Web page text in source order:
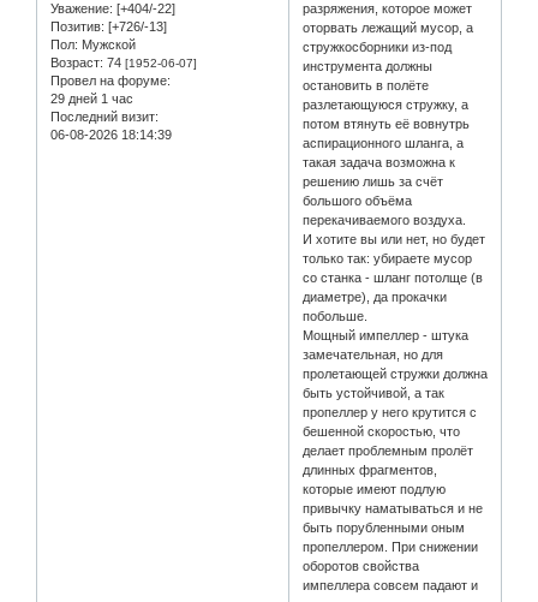
Уважение: [+404/-22]
Позитив: [+726/-13]
Пол: Мужской
Возраст: 74 [1952-06-07]
Провел на форуме:
29 дней 1 час
Последний визит:
06-08-2026 18:14:39
разряжения, которое может
оторвать лежащий мусор, а
стружкосборники из-под
инструмента должны
остановить в полёте
разлетающуюся стружку, а
потом втянуть её вовнутрь
аспирационного шланга, а
такая задача возможна к
решению лишь за счёт
большого объёма
перекачиваемого воздуха.
И хотите вы или нет, но будет
только так: убираете мусор
со станка - шланг потолще (в
диаметре), да прокачки
побольше.
Мощный импеллер - штука
замечательная, но для
пролетающей стружки должна
быть устойчивой, а так
пропеллер у него крутится с
бешенной скоростью, что
делает проблемным пролёт
длинных фрагментов,
которые имеют подлую
привычку наматываться и не
быть порубленными оным
пропеллером. При снижении
оборотов свойства
импеллера совсем падают и